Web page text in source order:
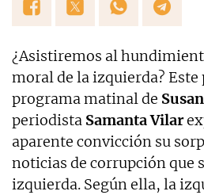
¿Asistiremos al
moral de la izquierda? Este
programa matinal de
periodista Samanta Vilar
aparente convicción su
noticias de corrupción que
izquierda. Según ella, la